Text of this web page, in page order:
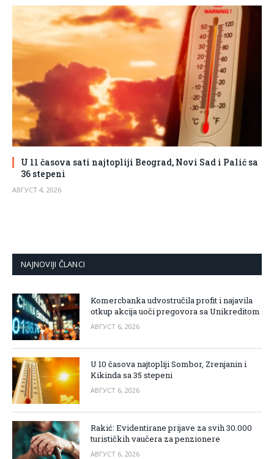
U 11 časova sati najtopliji Beograd, Novi Sad i Palić sa
36 stepeni
АВГУСТ 4, 2026
NAJNOVIJI ČLANCI
Komercbanka udvostručila profit i najavila
otkup akcija uoči pregovora sa Unikreditom
АВГУСТ 6, 2026
U 10 časova najtopliji Sombor, Zrenjanin i
Kikinda sa 35 stepeni
АВГУСТ 6, 2026
Rakić: Evidentirane prijave za svih 30.000
turističkih vaučera za penzionere
АВГУСТ 6, 2026